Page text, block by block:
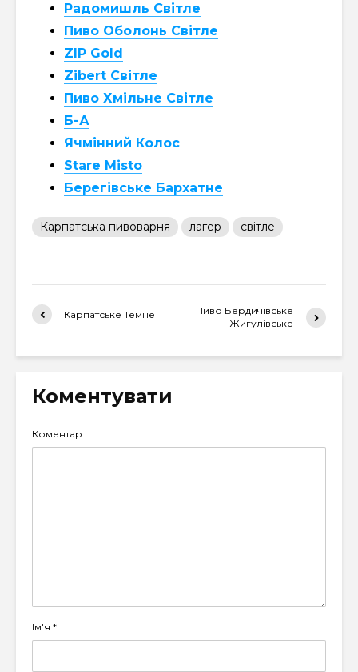
Радомишль Світле
Пиво Оболонь Світле
ZIP Gold
Zibert Світле
Пиво Хмільне Світле
Б-А
Ячмінний Колос
Stare Misto
Берегівське Бархатне
Карпатська пивоварня лагер світле
Карпатське Темне
Пиво Бердичівське
Жигулівське
Коментувати
Коментар
Ім'я *